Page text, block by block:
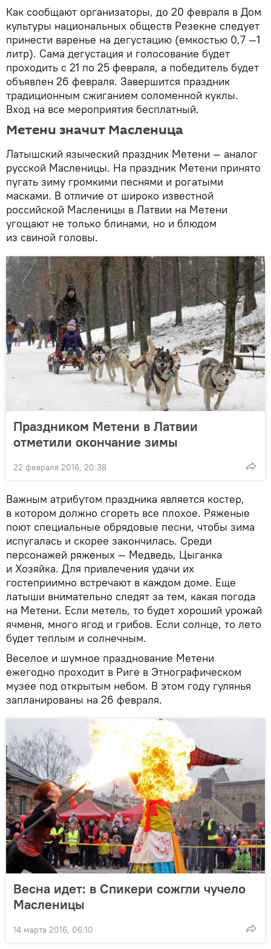
Как сообщают организаторы, до 20 февраля в Дом
культуры национальных обществ Резекне следует
принести варенье на дегустацию (емкостью 0,7 —1
литр). Сама дегустация и голосование будет
проходить с 21 по 25 февраля, а победитель будет
объявлен 26 февраля. Завершится праздник
традиционным сжиганием соломенной куклы.
Вход на все мероприятия бесплатный.
Метени значит Масленица
Латышский языческий праздник Метени — аналог
русской Масленицы. На праздник Метени принято
пугать зиму громкими песнями и рогатыми
масками. В отличие от широко известной
российской Масленицы в Латвии на Метени
угощают не только блинами, но и блюдом
из свиной головы.
Праздником Метени в Латвии
отметили окончание зимы
22 февраля 2016, 20:38
Важным атрибутом праздника является костер,
в котором должно сгореть все плохое. Ряженые
поют специальные обрядовые песни, чтобы зима
испугалась и скорее закончилась. Среди
персонажей ряженых — Медведь, Цыганка
и Хозяйка. Для привлечения удачи их
гостеприимно встречают в каждом доме. Еще
латыши внимательно следят за тем, какая погода
на Метени. Если метель, то будет хороший урожай
ячменя, много ягод и грибов. Если солнце, то лето
будет теплым и солнечным.
Веселое и шумное празднование Метени
ежегодно проходит в Риге в Этнографическом
музее под открытым небом. В этом году гулянья
запланированы на 26 февраля.
Весна идет: в Спикери сожгли чучело
Масленицы
14 марта 2016, 06:10